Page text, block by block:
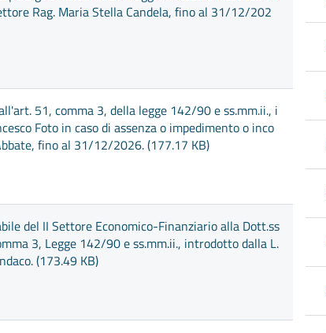
Rag. Maria Stella Candela, fino al 31/12/202
51, comma 3, della legge 142/90 e ss.mm.ii., i
Foto in caso di assenza o impedimento o inco
fino al 31/12/2026. (177.17 KB)
del II Settore Economico-Finanziario alla Dott.ss
3, Legge 142/90 e ss.mm.ii., introdotto dalla L.
(173.49 KB)